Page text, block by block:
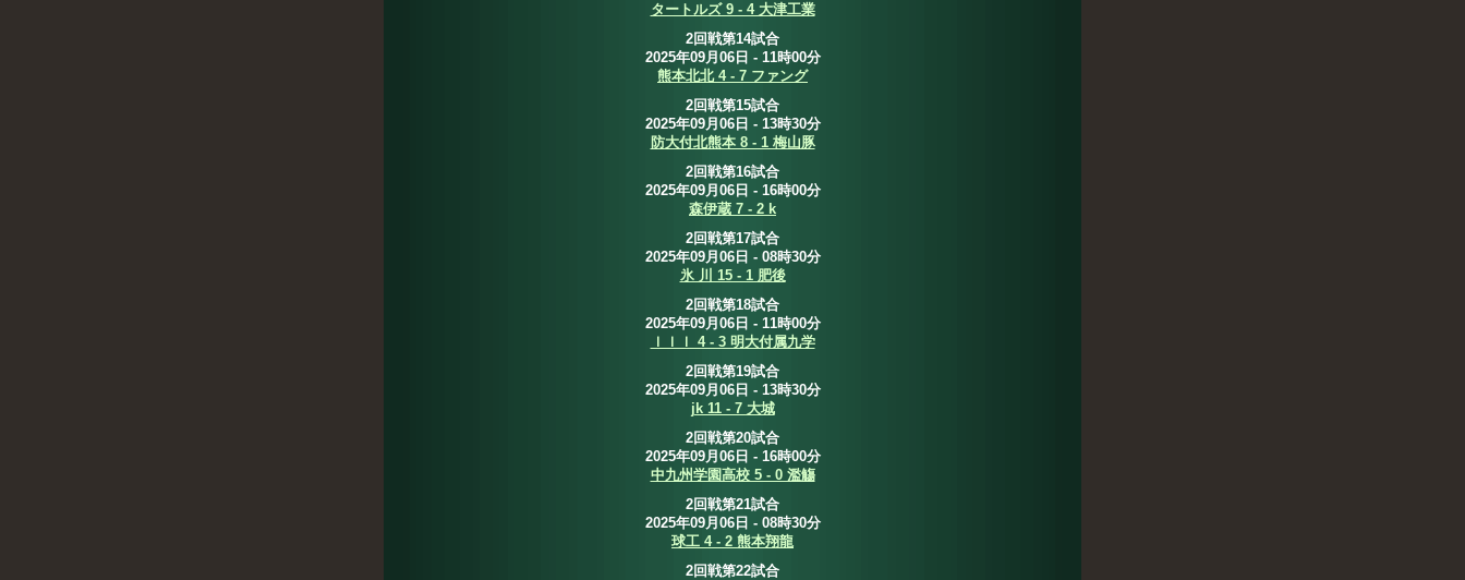
タートルズ 9 - 4 大津工業
2回戦第14試合
2025年09月06日 - 11時00分
熊本北北 4 - 7 ファング
2回戦第15試合
2025年09月06日 - 13時30分
防大付北熊本 8 - 1 梅山豚
2回戦第16試合
2025年09月06日 - 16時00分
森伊蔵 7 - 2 k
2回戦第17試合
2025年09月06日 - 08時30分
氷 川 15 - 1 肥後
2回戦第18試合
2025年09月06日 - 11時00分
ｌｌｌ 4 - 3 明大付属九学
2回戦第19試合
2025年09月06日 - 13時30分
jk 11 - 7 大城
2回戦第20試合
2025年09月06日 - 16時00分
中九州学園高校 5 - 0 濫觴
2回戦第21試合
2025年09月06日 - 08時30分
球工 4 - 2 熊本翔龍
2回戦第22試合